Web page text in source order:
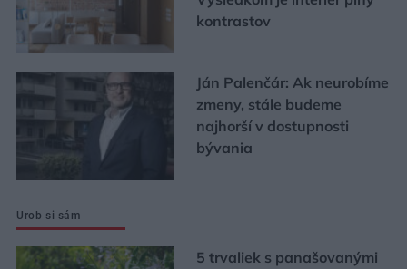
kontrastov
Ján Palenčár: Ak neurobíme
zmeny, stále budeme
najhorší v dostupnosti
bývania
Urob si sám
5 trvaliek s panašovanými